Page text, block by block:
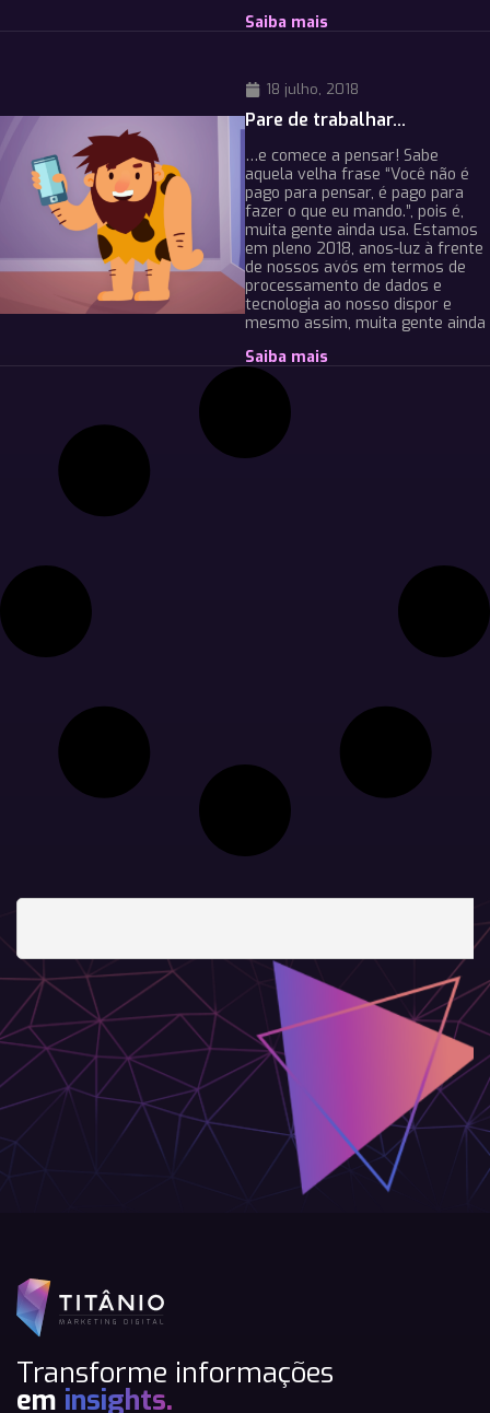
Saiba mais
18 julho, 2018
Pare de trabalhar…
…e comece a pensar! Sabe
aquela velha frase “Você não é
pago para pensar, é pago para
fazer o que eu mando.”, pois é,
muita gente ainda usa. Estamos
em pleno 2018, anos-luz à frente
de nossos avós em termos de
processamento de dados e
tecnologia ao nosso dispor e
mesmo assim, muita gente ainda
Saiba mais
Transforme informações
em insights.